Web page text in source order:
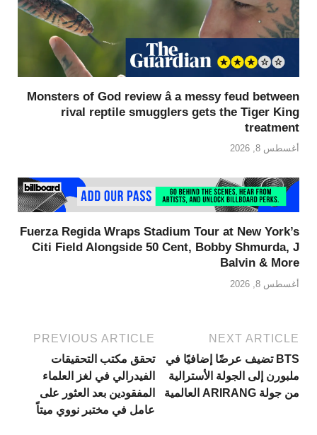
Monsters of God review â a messy feud between
rival reptile smugglers gets the Tiger King
treatment
أغسطس 8, 2026
Fuerza Regida Wraps Stadium Tour at New York’s
Citi Field Alongside 50 Cent, Bobby Shmurda, J
Balvin & More
أغسطس 8, 2026
PREVIOUS ARTICLE
تحقق مكتب التحقيقات
الفيدرالي في لغز العلماء
المفقودين بعد العثور على
عامل في مختبر نووي ميتاً
NEXT ARTICLE
BTS تضيف عرضًا إضافيًا في
ملبورن إلى الجولة الأسترالية
من جولة ARIRANG العالمية